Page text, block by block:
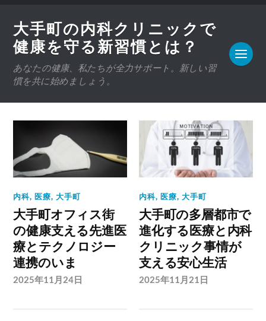
大手町の内科クリニックで
健康を守る新習慣とは？
あなたの健康、私たちが全力サポート。新しい習
慣を共に始めましょう。
内科, 医療,大手町
大手町オフィス街
の健康支える先進医
療とテクノロジー
連携のいま
2025年11月24日
内科, 医療,大手町
大手町の多層都市で
進化する医療と内科
クリニック事情が
支える安心生活
2025年11月21日